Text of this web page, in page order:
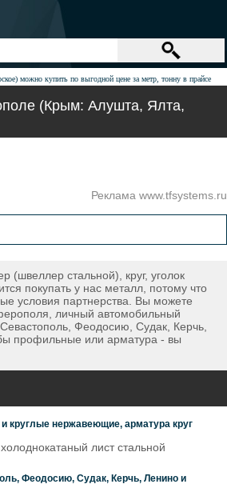
можно купить по выгодной цене за метр, тонну в прайсе
(Крым: Алушта, Ялта,
Реклама www.tfsystems.ru
стальной), круг, уголок
покупать у нас металл, потому что
условия партнерства. Вы можете
личный автомобильный
Феодосию, Судак, Керчь,
профильные или арматура - вы
круглые нержавеющие, арматура круг
лист стальной
Феодосию, Судак, Керчь, Ленино и